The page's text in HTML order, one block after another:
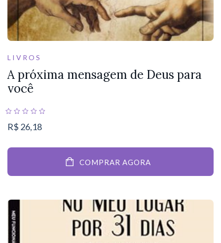
LIVROS
A próxima mensagem de Deus para
você
R$ 26,18
COMPRAR AGORA